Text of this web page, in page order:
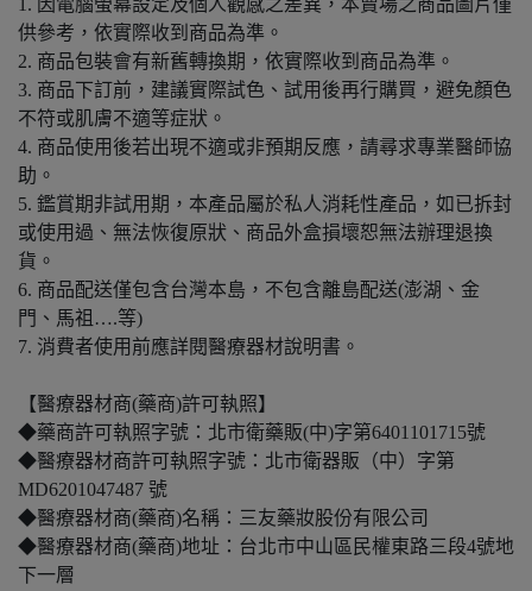
供參考，依實際收到商品為準。
2. 商品包裝會有新舊轉換期，依實際收到商品為準。
3. 商品下訂前，建議實際試色、試用後再行購買，避免顏色
不符或肌膚不適等症狀。
4. 商品使用後若出現不適或非預期反應，請尋求專業醫師協
助。
5. 鑑賞期非試用期，本產品屬於私人消耗性產品，如已拆封
或使用過、無法恢復原狀、商品外盒損壞恕無法辦理退換
貨。
6. 商品配送僅包含台灣本島，不包含離島配送(澎湖、金
門、馬祖….等)
7. 消費者使用前應詳閱醫療器材說明書。
【醫療器材商(藥商)許可執照】
◆藥商許可執照字號：北市衛藥販(中)字第6401101715號
◆醫療器材商許可執照字號：北市衛器販（中）字第
MD6201047487 號
◆醫療器材商(藥商)名稱：三友藥妝股份有限公司
◆醫療器材商(藥商)地址：台北市中山區民權東路三段4號地
下一層